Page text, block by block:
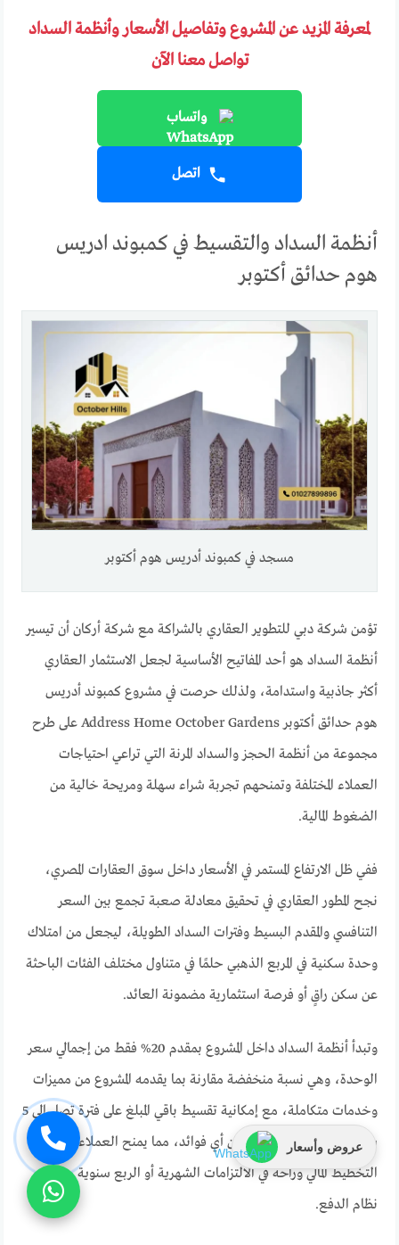
لمعرفة المزيد عن المشروع وتفاصيل الأسعار وأنظمة السداد
تواصل معنا الآن
واتساب
اتصل
أنظمة السداد والتقسيط في كمبوند ادريس
هوم حدائق أكتوبر
مسجد في كمبوند أدريس هوم أكتوبر
تؤمن شركة دبي للتطوير العقاري بالشراكة مع شركة أركان أن تيسير
أنظمة السداد هو أحد المفاتيح الأساسية لجعل الاستثمار العقاري
أكثر جاذبية واستدامة، ولذلك حرصت في مشروع كمبوند أدريس
هوم حدائق أكتوبر Address Home October Gardens على طرح
مجموعة من أنظمة الحجز والسداد المرنة التي تراعي احتياجات
العملاء المختلفة وتمنحهم تجربة شراء سهلة ومريحة خالية من
الضغوط المالية.
ففي ظل الارتفاع المستمر في الأسعار داخل سوق العقارات المصري،
نجح المطور العقاري في تحقيق معادلة صعبة تجمع بين السعر
التنافسي والمقدم البسيط وفترات السداد الطويلة، ليجعل من امتلاك
وحدة سكنية في المربع الذهبي حلمًا في متناول مختلف الفئات الباحثة
عن سكن راقٍ أو فرصة استثمارية مضمونة العائد.
وتبدأ أنظمة السداد داخل المشروع بمقدم 20% فقط من إجمالي سعر
الوحدة، وهي نسبة منخفضة مقارنة بما يقدمه المشروع من مميزات
وخدمات متكاملة، مع إمكانية تقسيط باقي المبلغ على فترة تصل إلى 5
سنوات بأقساط متساوية دون أي فوائد، مما يمنح العملاء حرية
التخطيط المالي وراحة في الالتزامات الشهرية أو الربع سنوية حسب
نظام الدفع.
عروض وأسعار